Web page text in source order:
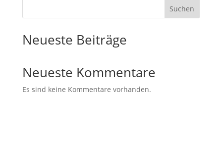
Suchen
Neueste Beiträge
Neueste Kommentare
Es sind keine Kommentare vorhanden.